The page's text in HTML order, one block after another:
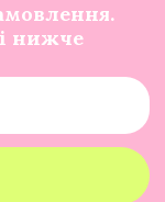
нижче